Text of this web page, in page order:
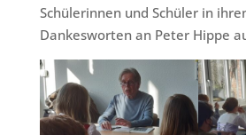
Schülerinnen und Schüler in
Dankesworten an Peter Hippe